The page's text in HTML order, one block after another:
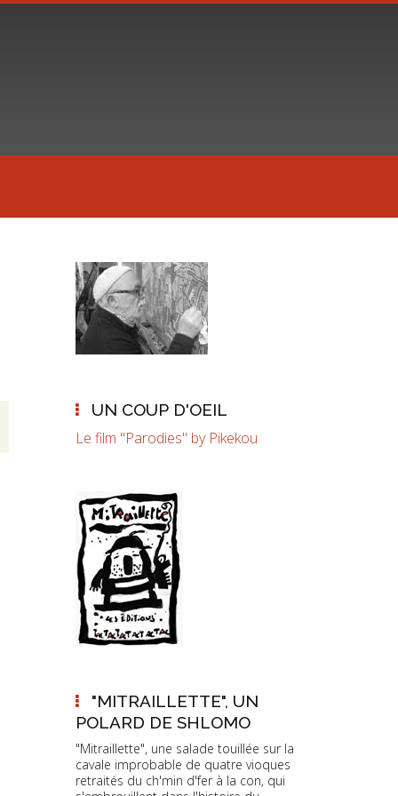
UN COUP D'OEIL
Le film "Parodies" by Pikekou
"MITRAILLETTE", UN
POLARD DE SHLOMO
"Mitraillette", une salade touillée sur la
cavale improbable de quatre vioques
retraités du ch'min d'fer à la con, qui